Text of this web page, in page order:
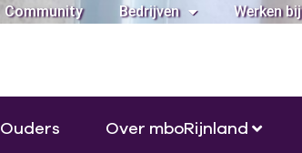
Community Bedrijven Werken bij
Ouders Over mboRijnland